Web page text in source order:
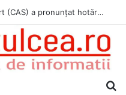
Curtea de Arbitraj pentru Sport (CAS) a pronunțat hotărârea în cauza WADA v. ANAD & Matei Cosmin Gabriel